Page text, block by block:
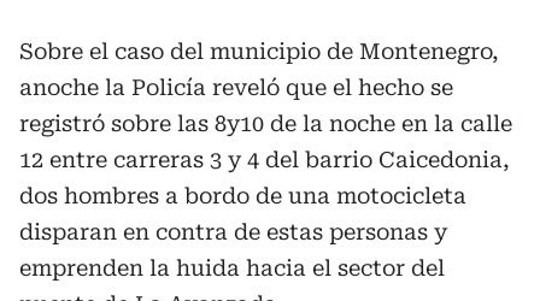
Sobre el caso del municipio de Montenegro,
anoche la Policía reveló que el hecho se
registró sobre las 8y10 de la noche en la calle
12 entre carreras 3 y 4 del barrio Caicedonia,
dos hombres a bordo de una motocicleta
disparan en contra de estas personas y
emprenden la huida hacia el sector del